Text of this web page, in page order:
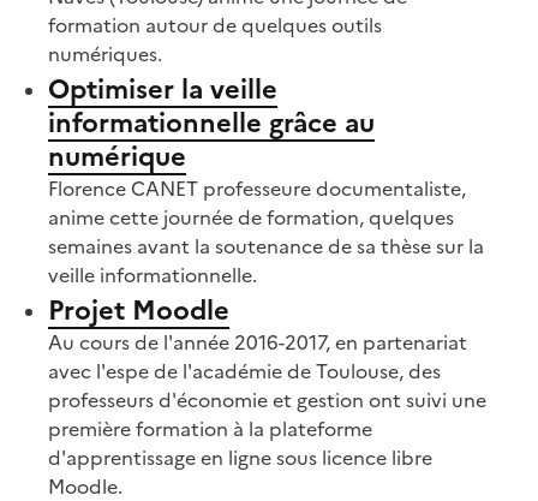
formation autour de quelques outils
numériques.
Optimiser la veille
informationnelle grâce au
numérique
Florence CANET professeure documentaliste,
anime cette journée de formation, quelques
semaines avant la soutenance de sa thèse sur la
veille informationnelle.
Projet Moodle
Au cours de l'année 2016-2017, en partenariat
avec l'espe de l'académie de Toulouse, des
professeurs d'économie et gestion ont suivi une
première formation à la plateforme
d'apprentissage en ligne sous licence libre
Moodle.